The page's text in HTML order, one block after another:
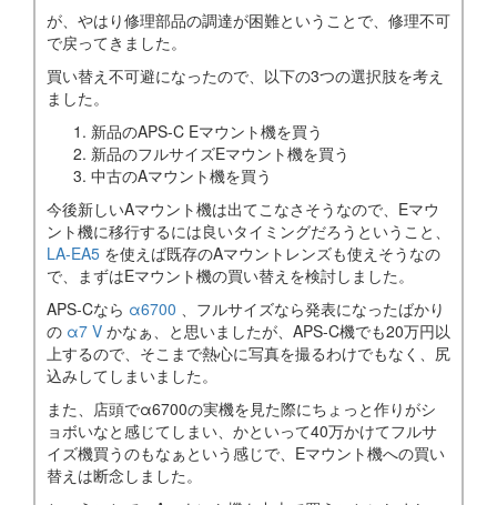
が、やはり修理部品の調達が困難ということで、修理不可
で戻ってきました。
買い替え不可避になったので、以下の3つの選択肢を考え
ました。
新品のAPS-C Eマウント機を買う
新品のフルサイズEマウント機を買う
中古のAマウント機を買う
今後新しいAマウント機は出てこなさそうなので、Eマウ
ント機に移行するには良いタイミングだろうということ、
LA-EA5 を使えば既存のAマウントレンズも使えそうなの
で、まずはEマウント機の買い替えを検討しました。
APS-Cなら α6700 、フルサイズなら発表になったばかり
の α7 V かなぁ、と思いましたが、APS-C機でも20万円以
上するので、そこまで熱心に写真を撮るわけでもなく、尻
込みしてしまいました。
また、店頭でα6700の実機を見た際にちょっと作りがシ
ョボいなと感じてしまい、かといって40万かけてフルサ
イズ機買うのもなぁという感じで、Eマウント機への買い
替えは断念しました。